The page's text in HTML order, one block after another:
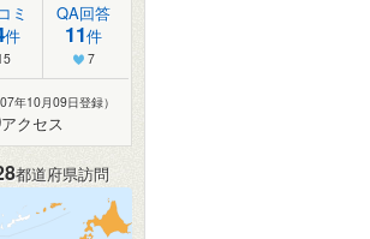
ミ
件
QA回答
11件
7
年10月09日登録）
アクセス
都道府県訪問